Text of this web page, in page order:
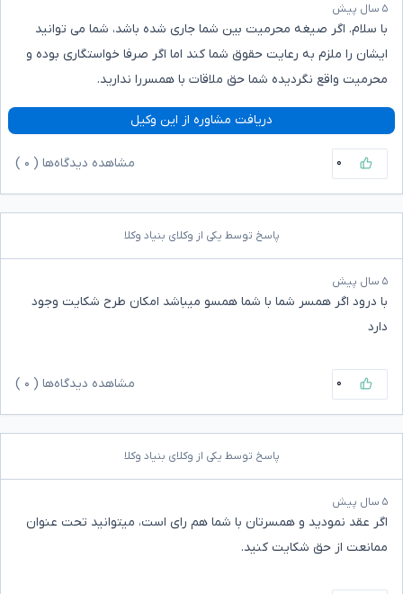
۵ سال پیش
با سلام. اگر صیغه محرمیت بین شما جاری شده باشد، شما می توانید
ایشان را ملزم به رعایت حقوق شما کند اما اگر صرفا خواستگاری بوده و
محرمیت واقع نگردیده شما حق ملاقات با همسررا ندارید.
دریافت مشاوره از این وکیل
۰ مشاهده دیدگاه‌ها ( ۰
پاسخ توسط یکی از وکلای بنیاد وکلا
۵ سال پیش
با درود اگر همسر شما با شما‌ همسو میباشد امکان طرح شکایت وجود
دارد
۰ مشاهده دیدگاه‌ها ( ۰
پاسخ توسط یکی از وکلای بنیاد وکلا
۵ سال پیش
اگر عقد نمودید و همسرتان با شما هم رای است، میتوانید تحت عنوان
ممانعت از حق شکایت کنید‌.